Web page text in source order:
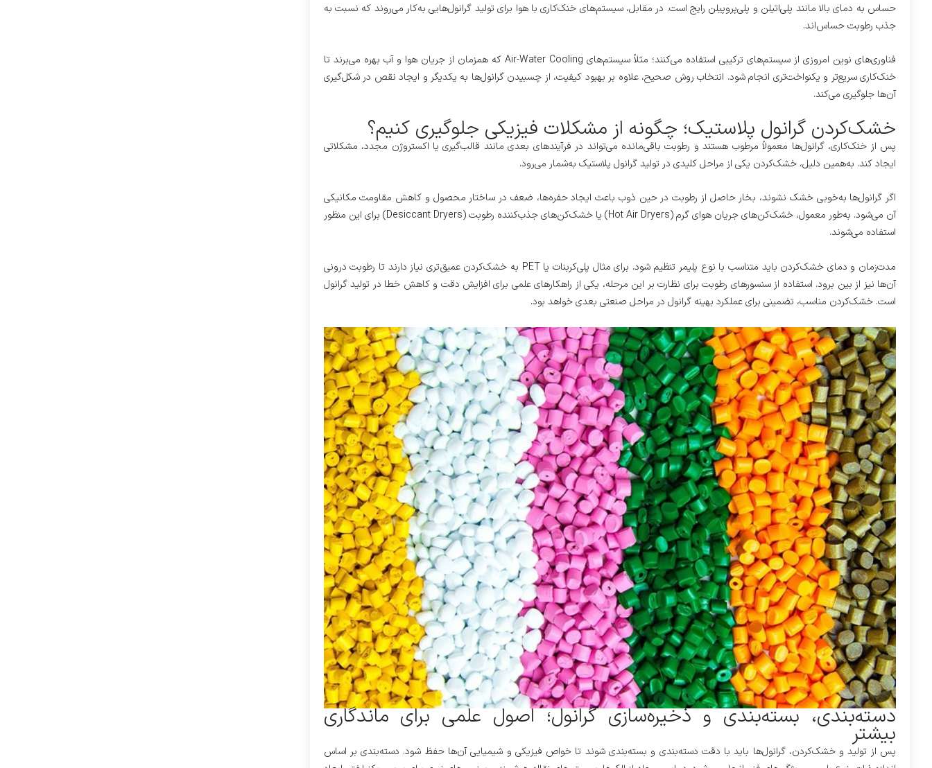
حساس به دمای بالا مانند پلی‌اتیلن و پلی‌پروپیلن رایج است. در مقابل، سیستم‌های خنک‌کاری با هوا برای تولید گرانول‌هایی به‌کار می‌روند که نسبت به
جذب رطوبت حساس‌اند.
فناوری‌های نوین امروزی از سیستم‌های ترکیبی استفاده می‌کنند؛ مثلاً سیستم‌های Air-Water Cooling که همزمان از جریان هوا و آب بهره می‌برند تا
خنک‌کاری سریع‌تر و یکنواخت‌تری انجام شود. انتخاب روش صحیح، علاوه بر بهبود کیفیت، از چسبیدن گرانول‌ها به یکدیگر و ایجاد نقص در شکل‌گیری
آن‌ها جلوگیری می‌کند.
خشک‌کردن گرانول پلاستیک؛ چگونه از مشکلات فیزیکی جلوگیری کنیم؟
پس از خنک‌کاری، گرانول‌ها معمولاً مرطوب هستند و رطوبت باقی‌مانده می‌تواند در فرآیندهای بعدی مانند قالب‌گیری یا اکستروژن مجدد، مشکلاتی
ایجاد کند. به‌همین دلیل، خشک‌کردن یکی از مراحل کلیدی در تولید گرانول پلاستیک به‌شمار می‌رود.
اگر گرانول‌ها به‌خوبی خشک نشوند، بخار حاصل از رطوبت در حین ذوب باعث ایجاد حفره‌ها، ضعف در ساختار محصول و کاهش مقاومت مکانیکی
آن می‌شود. به‌طور معمول، خشک‌کن‌های جریان هوای گرم (Hot Air Dryers) یا خشک‌کن‌های جذب‌کننده رطوبت (Desiccant Dryers) برای این منظور
استفاده می‌شوند.
مدت‌زمان و دمای خشک‌کردن باید متناسب با نوع پلیمر تنظیم شود. برای مثال پلی‌کربنات یا PET به خشک‌کردن عمیق‌تری نیاز دارند تا رطوبت درونی
آن‌ها نیز از بین برود. استفاده از سنسورهای رطوبت برای نظارت بر این مرحله، یکی از راهکارهای علمی برای افزایش دقت و کاهش خطا در تولید گرانول
است. خشک‌کردن مناسب، تضمینی برای عملکرد بهینه گرانول در مراحل صنعتی بعدی خواهد بود.
دسته‌بندی، بسته‌بندی و ذخیره‌سازی گرانول؛ اصول علمی برای ماندگاری
بیشتر
پس از تولید و خشک‌کردن، گرانول‌ها باید با دقت دسته‌بندی و بسته‌بندی شوند تا خواص فیزیکی و شیمیایی آن‌ها حفظ شود. دسته‌بندی بر اساس